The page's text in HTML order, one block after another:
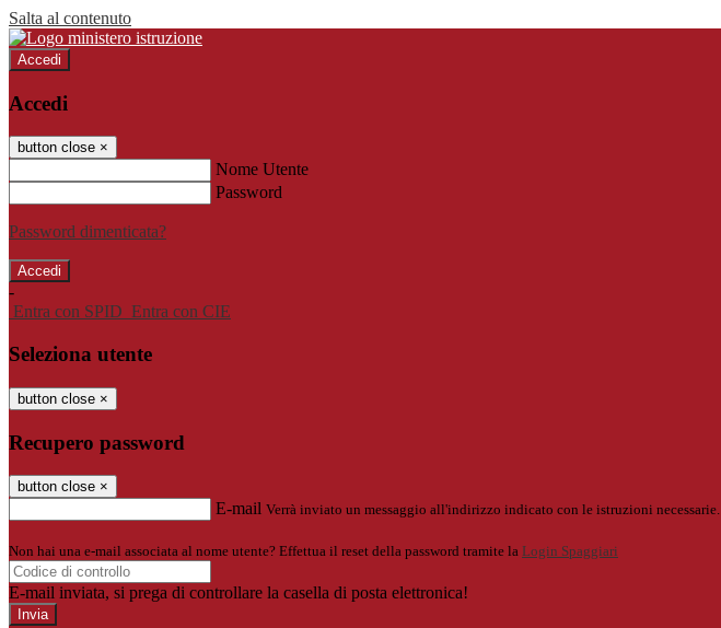
Salta al contenuto
Accedi
Accedi
button close ×
Nome Utente
Password
Password dimenticata?
-
Entra con SPID Entra con CIE
Seleziona utente
button close ×
Recupero password
button close ×
E-mail Verrà inviato un messaggio all'indirizzo indicato con le istruzioni necessarie.
Non hai una e-mail associata al nome utente? Effettua il reset della password tramite la Login Spaggiari
E-mail inviata, si prega di controllare la casella di posta elettronica!